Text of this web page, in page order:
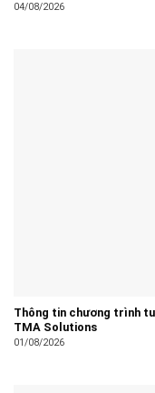
04/08/2026
Thông tin chương trình
TMA Solutions
01/08/2026